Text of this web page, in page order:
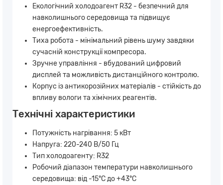
Екологічний холодоагент R32 - безпечний для
навколишнього середовища та підвищує
енергоефективність.
Тиха робота - мінімальний рівень шуму завдяки
сучасній конструкції компресора.
Зручне управління - вбудований цифровий
дисплей та можливість дистанційного контролю.
Корпус із антикорозійних матеріалів - стійкість до
впливу вологи та хімічних реагентів.
Технічні характеристики
Потужність нагрівання: 5 кВт
Напруга: 220-240 В/50 Гц
Тип холодоагенту: R32
Робочий діапазон температури навколишнього
середовища: від -15°C до +43°C